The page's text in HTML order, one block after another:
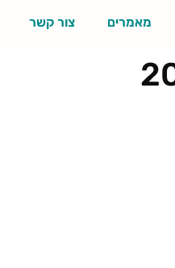
מאמרים צור קשר